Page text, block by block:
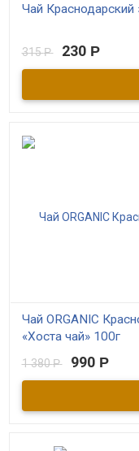
Чай
315Р 230 Р
Чай ORGANIC
«Хоста чай» 100г
В наличии
Красный байховый
ТУ 9191-001-00570176-
1 380Р 990 Р